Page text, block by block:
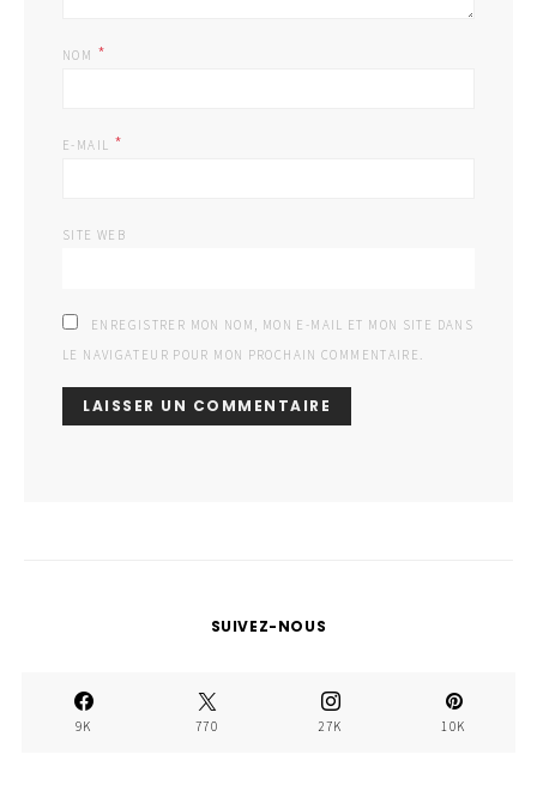
NOM *
E-MAIL *
SITE WEB
ENREGISTRER MON NOM, MON E-MAIL ET MON SITE DANS
LE NAVIGATEUR POUR MON PROCHAIN COMMENTAIRE.
SUIVEZ-NOUS
9K 770 27K 10K